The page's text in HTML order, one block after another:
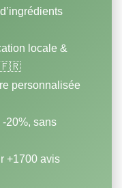
locale &
🇫🇷
personnalisée
-20%, sans
+1700 avis